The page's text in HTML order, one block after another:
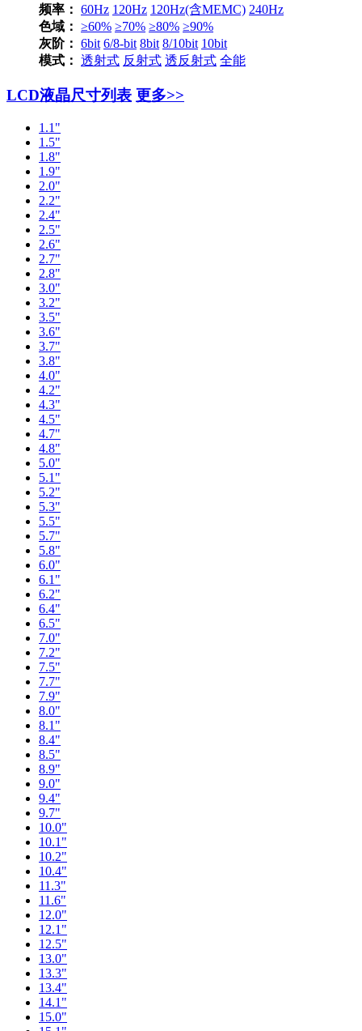
频率： 60Hz 120Hz 120Hz(含MEMC) 240Hz
色域： ≥60% ≥70% ≥80% ≥90%
灰阶： 6bit 6/8-bit 8bit 8/10bit 10bit
模式： 透射式 反射式 透反射式 全能
LCD液晶尺寸列表 更多>>
1.1"
1.5"
1.8"
1.9"
2.0"
2.2"
2.4"
2.5"
2.6"
2.7"
2.8"
3.0"
3.2"
3.5"
3.6"
3.7"
3.8"
4.0"
4.2"
4.3"
4.5"
4.7"
4.8"
5.0"
5.1"
5.2"
5.3"
5.5"
5.7"
5.8"
6.0"
6.1"
6.2"
6.4"
6.5"
7.0"
7.2"
7.5"
7.7"
7.9"
8.0"
8.1"
8.4"
8.5"
8.9"
9.0"
9.4"
9.7"
10.0"
10.1"
10.2"
10.4"
11.3"
11.6"
12.0"
12.1"
12.5"
13.0"
13.3"
13.4"
14.1"
15.0"